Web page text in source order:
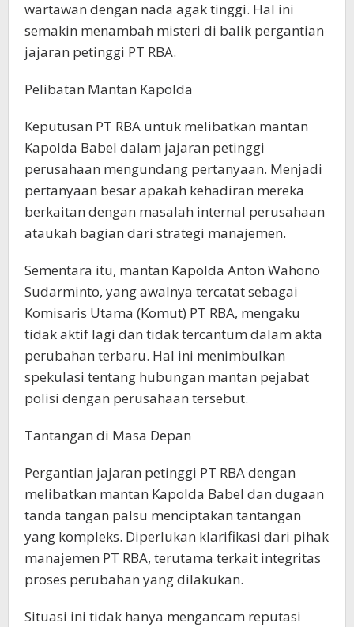
wartawan dengan nada agak tinggi. Hal ini
semakin menambah misteri di balik pergantian
jajaran petinggi PT RBA.
Pelibatan Mantan Kapolda
Keputusan PT RBA untuk melibatkan mantan
Kapolda Babel dalam jajaran petinggi
perusahaan mengundang pertanyaan. Menjadi
pertanyaan besar apakah kehadiran mereka
berkaitan dengan masalah internal perusahaan
ataukah bagian dari strategi manajemen.
Sementara itu, mantan Kapolda Anton Wahono
Sudarminto, yang awalnya tercatat sebagai
Komisaris Utama (Komut) PT RBA, mengaku
tidak aktif lagi dan tidak tercantum dalam akta
perubahan terbaru. Hal ini menimbulkan
spekulasi tentang hubungan mantan pejabat
polisi dengan perusahaan tersebut.
Tantangan di Masa Depan
Pergantian jajaran petinggi PT RBA dengan
melibatkan mantan Kapolda Babel dan dugaan
tanda tangan palsu menciptakan tantangan
yang kompleks. Diperlukan klarifikasi dari pihak
manajemen PT RBA, terutama terkait integritas
proses perubahan yang dilakukan.
Situasi ini tidak hanya mengancam reputasi